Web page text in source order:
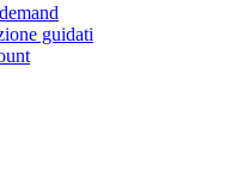
guidati